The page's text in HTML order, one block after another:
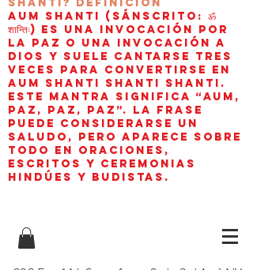
Shanti? Definición
AUM Shanti (sánscrito: ॐ
शान्तिः) es una invocación por
la paz o una invocación a
Dios y suele cantarse tres
veces para convertirse en
aum shanti shanti shanti.
Este mantra significa “AUM,
paz, paz, paz”. La frase
puede considerarse un
saludo, pero aparece sobre
todo en oraciones,
escritos y ceremonias
hindúes y budistas.